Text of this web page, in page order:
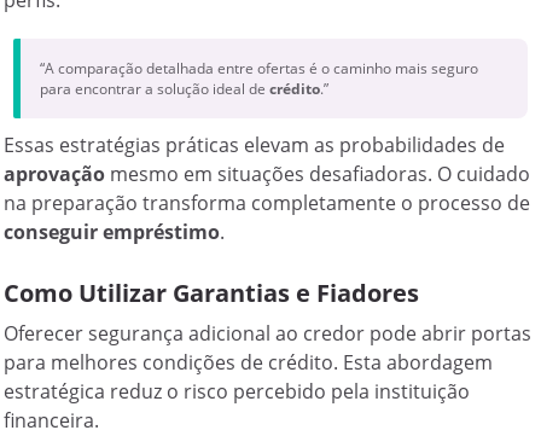
“A comparação detalhada entre ofertas é o caminho mais seguro
para encontrar a solução ideal decrédito.”
Essas estratégias práticas elevam as probabilidades de
aprovação mesmo em situações desafiadoras. O cuidado
na preparação transforma completamente o processo de
conseguir empréstimo.
Como Utilizar Garantias e Fiadores
Oferecer segurança adicional ao credor pode abrir portas
para melhores condições de crédito. Esta abordagem
estratégica reduz o risco percebido pela instituição
financeira.